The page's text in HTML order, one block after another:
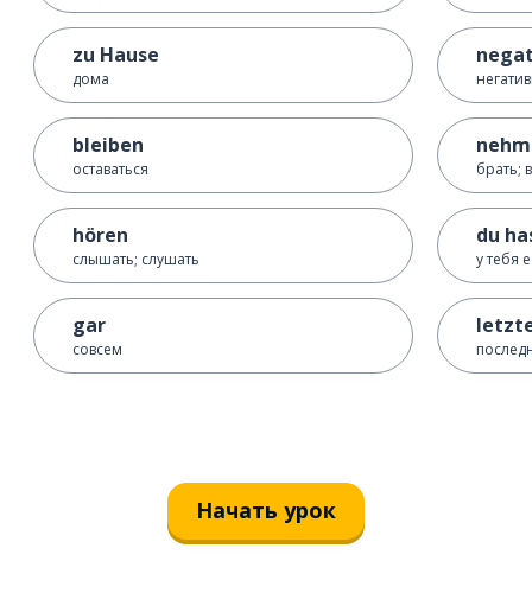
zu Hause
дома
bleiben
оставаться
hören
слышать; слушать
gar
совсем
брать;
du
у тебя
Начать урок